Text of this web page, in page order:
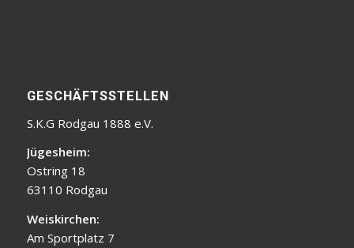
GESCHÄFTSSTELLEN
S.K.G Rodgau 1888 e.V.
Jügesheim:
Ostring 18
63110 Rodgau
Weiskirchen:
Am Sportplatz 7